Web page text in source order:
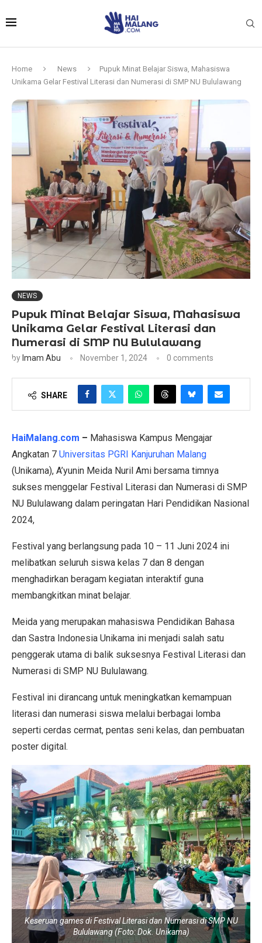
Home News
Pupuk Minat Belajar Siswa, Mahasiswa
Unikama Gelar Festival Literasi dan Numerasi di SMP NU Bululawang
NEWS
Pupuk Minat Belajar Siswa, Mahasiswa
Unikama Gelar Festival Literasi dan
Numerasi di SMP NU Bululawang
by Imam Abu November 1, 2024 0 comments
SHARE
HaiMalang.com – Mahasiswa Kampus Mengajar
Angkatan 7 Universitas PGRI Kanjuruhan Malang
(Unikama), A’yunin Meida Nuril Ami bersama timnya
sukses menggelar Festival Literasi dan Numerasi di SMP
NU Bululawang dalam peringatan Hari Pendidikan Nasional
2024,
Festival yang berlangsung pada 10 – 11 Juni 2024 ini
melibatkan seluruh siswa kelas 7 dan 8 dengan
menghadirkan beragam kegiatan interaktif guna
membangkitkan minat belajar.
Meida yang merupakan mahasiswa Pendidikan Bahasa
dan Sastra Indonesia Unikama ini menjadi salah satu
penggerak utama di balik suksesnya Festival Literasi dan
Numerasi di SMP NU Bululawang.
Festival ini dirancang untuk meningkatkan kemampuan
literasi dan numerasi siswa melalui berbagai lomba
seperti cerdas cermat, pentas seni kelas, dan pembuatan
poster digital.
Keseruan games di Festival Literasi dan Numerasi di SMP NU
Bululawang (Foto: Dok. Unikama)